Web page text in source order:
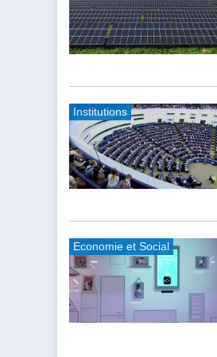
Institutions
Economie et Social